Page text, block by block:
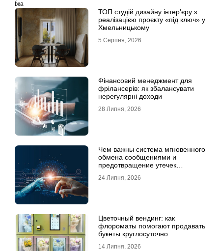
Їжа
ТОП студій дизайну інтер’єру з
реалізацією проєкту «під ключ» у
Хмельницькому
5 Серпня, 2026
Фінансовий менеджмент для
фрілансерів: як збалансувати
нерегулярні доходи
28 Липня, 2026
Чем важны система мгновенного
обмена сообщениями и
предотвращение утечек
24 Липня, 2026
Цветочный вендинг: как
флороматы помогают продавать
букеты круглосуточно
14 Липня, 2026